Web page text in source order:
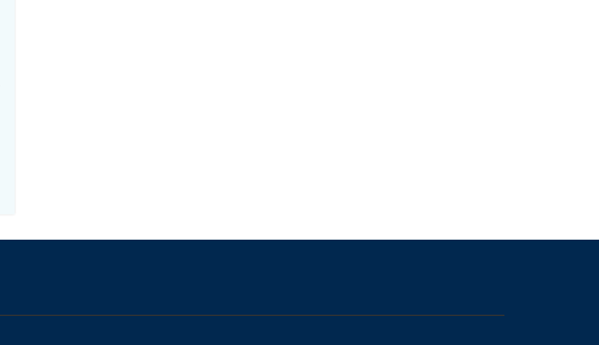
নিরাপদ সহযাত্রী?
প্রধানমন্ত্রীর কার্যালয়ের ক্যাবল